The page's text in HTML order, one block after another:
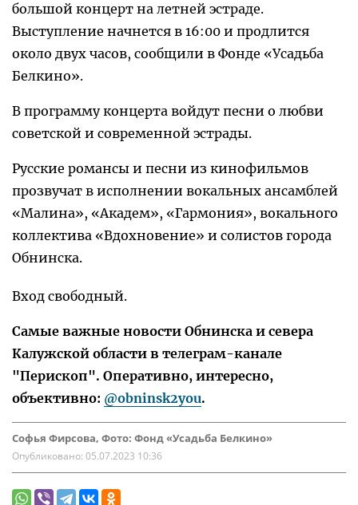
большой концерт на летней эстраде.
Выступление начнется в 16:00 и продлится
около двух часов, сообщили в Фонде «Усадьба
Белкино».
В программу концерта войдут песни о любви
советской и современной эстрады.
Русские романсы и песни из кинофильмов
прозвучат в исполнении вокальных ансамблей
«Малина», «Академ», «Гармония», вокального
коллектива «Вдохновение» и солистов города
Обнинска.
Вход свободный.
Самые важные новости Обнинска и севера
Калужской области в телеграм-канале
"Перископ". Оперативно, интересно,
объективно: @obninsk2you.
Софья Фирсова, Фото: Фонд «Усадьба Белкино»
Опубликовано: 05.07.2023 10:36